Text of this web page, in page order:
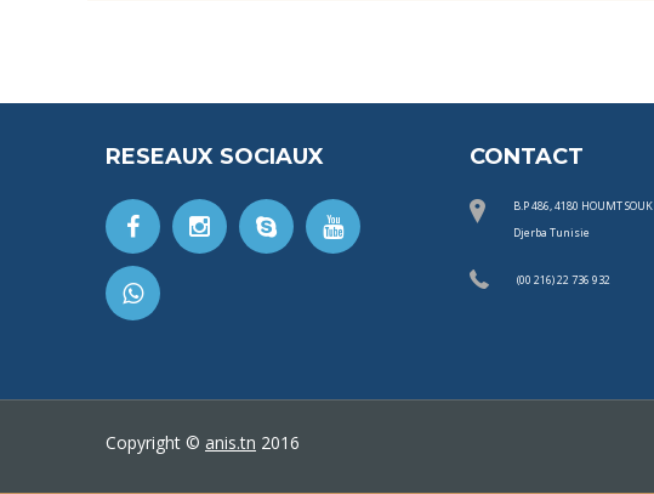
RESEAUX SOCIAUX CONTACT
B.P 486, 4180 HOUMT SOUK
Djerba Tunisie
(00 216) 22 736 932
Copyright © anis.tn 2016